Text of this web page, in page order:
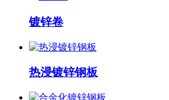
镀锌卷
热浸镀锌钢板